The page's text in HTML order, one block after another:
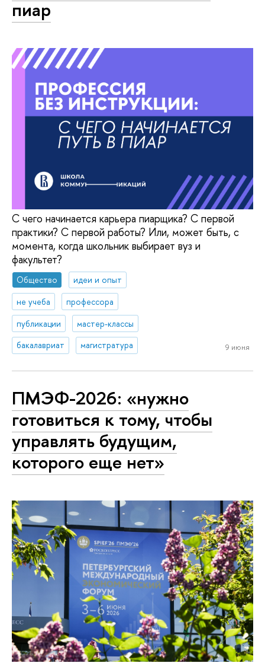
пиар
С чего начинается карьера пиарщика? С первой
практики? С первой работы? Или, может быть, с
момента, когда школьник выбирает вуз и
факультет?
Общество
идеи и опыт
не учеба
профессора
публикации
мастер-классы
бакалавриат
магистратура 9 июня
ПМЭФ-2026: «нужно
готовиться к тому, чтобы
управлять будущим,
которого еще нет»